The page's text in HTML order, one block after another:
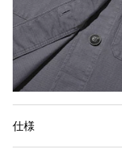
仕様